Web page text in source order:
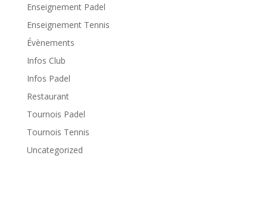
Enseignement Padel
Enseignement Tennis
Évènements
Infos Club
Infos Padel
Restaurant
Tournois Padel
Tournois Tennis
Uncategorized